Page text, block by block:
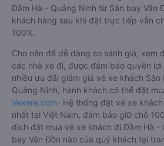
Đầm Hà - Quảng Ninh từ Sân bay Vân
khách hàng sau khi đặt trực tiếp vẫn
100%.
Cho nên để dễ dàng so sánh giá, xem
các nhà xe đi, được đảm bảo quyền
nhiều ưu đãi giảm giá vé xe khách
Quảng Ninh, hành khách có thể đặt
Vexere.com- Hệ thống đặt vé xe
nhất tại Việt Nam, đảm bảo giữ chỗ
dịch đặt mua vé xe khách đi Đầm Hà -
bay Vân Đồn nào của quý khách tại